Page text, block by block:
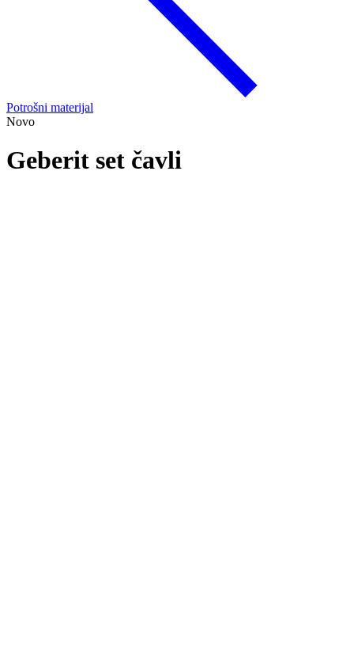
Potrošni materijal
Novo
Geberit set čavli